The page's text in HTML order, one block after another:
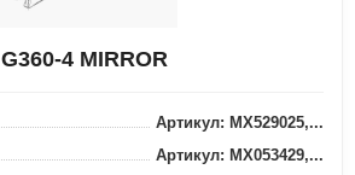
G360-4 MIRROR
Артикул: MX529025,...
Артикул: MX053429,...